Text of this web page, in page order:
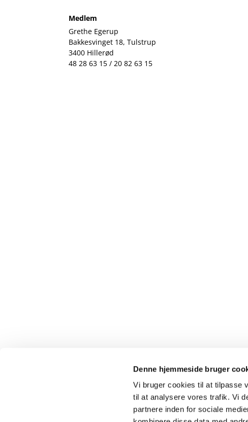
Denne hjemmeside bruger
Vi bruger cookies til at tilpasse
til at analysere vores trafik. Vi
partnere inden for sociale
Medlem
Grethe Egerup
Bakkesvinget 18, Tulstrup
3400 Hillerød
48 28 63 15 / 20 82 63 15